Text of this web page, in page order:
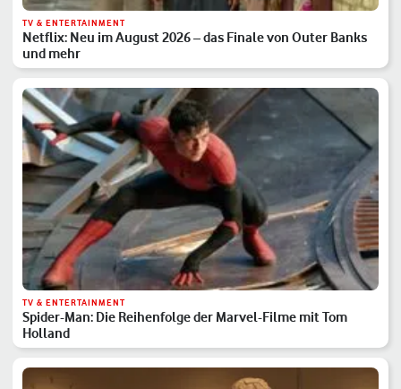
TV & ENTERTAINMENT
Netflix: Neu im August 2026 – das Finale von Outer Banks
und mehr
TV & ENTERTAINMENT
Spider-Man: Die Reihenfolge der Marvel-Filme mit Tom
Holland